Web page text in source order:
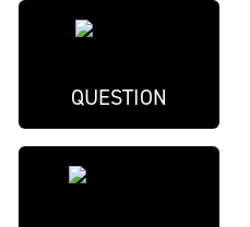
QUESTION